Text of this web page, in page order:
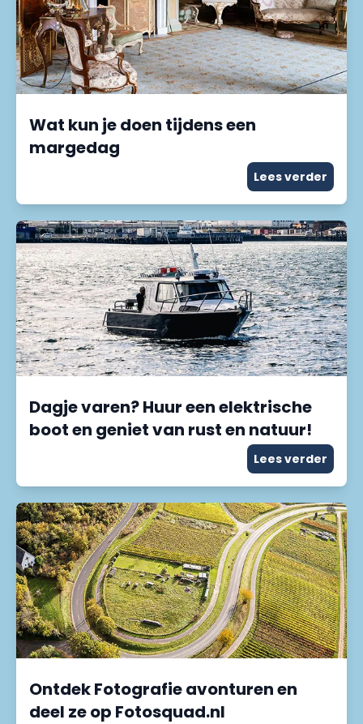
Wat kun je doen tijdens een
margedag
Lees verder
Dagje varen? Huur een elektrische
boot en geniet van rust en natuur!
Lees verder
Ontdek Fotografie avonturen en
deel ze op Fotosquad.nl